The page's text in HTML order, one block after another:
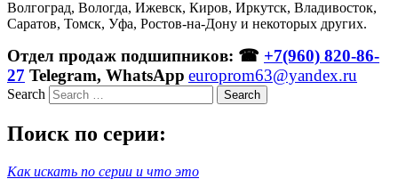
Волгоград, Вологда, Ижевск, Киров, Иркутск, Владивосток,
Саратов, Томск, Уфа, Ростов-на-Дону и некоторых других.
Отдел продаж подшипников: ☎ +7(960) 820-86-
27 Telegram, WhatsApp europrom63@yandex.ru
Search
Поиск по серии:
Как искать по серии и что это